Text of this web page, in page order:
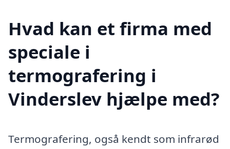
Hvad kan et firma med
speciale i
termografering i
Vinderslev hjælpe med?
Termografering, også kendt som infrarød